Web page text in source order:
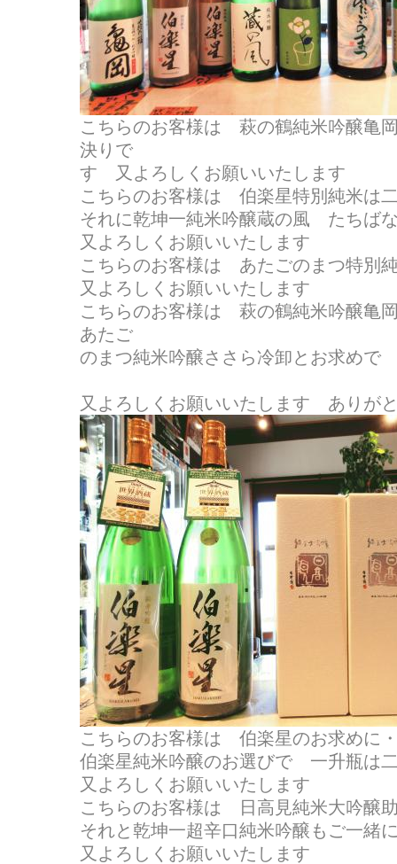
こちらのお客様は 萩の鶴純米吟醸亀
決りで
す 又よろしくお願いいたします
こちらのお客様は 伯楽星特別純米は
それに乾坤一純米吟醸蔵の風 たちば
又よろしくお願いいたします
こちらのお客様は あたごのまつ特別
又よろしくお願いいたします
こちらのお客様は 萩の鶴純米吟醸亀
あたご
のまつ純米吟醸ささら冷卸とお求めで
又よろしくお願いいたします ありが
こちらのお客様は 伯楽星のお求めに
伯楽星純米吟醸のお選びで 一升瓶は
又よろしくお願いいたします
こちらのお客様は 日高見純米大吟醸
それと乾坤一超辛口純米吟醸もご
又よろしくお願いいたします